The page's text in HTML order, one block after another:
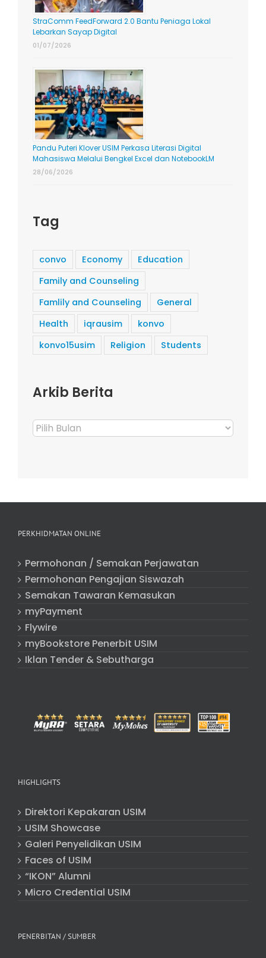
StraComm FeedForward 2.0 Bantu Peniaga Lokal
Lebarkan Sayap Digital
01/07/2026
Pandu Puteri Klover USIM Perkasa Literasi Digital
Mahasiswa Melalui Bengkel Excel dan NotebookLM
28/06/2026
Tag
convo Economy
Education
Family and Counseling
Famlily and Counseling
General
Health
iqrausim
konvo
konvo15usim
Religion Students
Arkib Berita
Arkib
Berita
PERKHIDMATAN ONLINE
Permohonan / Semakan Perjawatan
Permohonan Pengajian Siswazah
Semakan Tawaran Kemasukan
myPayment
Flywire
myBookstore Penerbit USIM
Iklan Tender & Sebutharga
HIGHLIGHTS
Direktori Kepakaran USIM
USIM Showcase
Galeri Penyelidikan USIM
Faces of USIM
“IKON” Alumni
Micro Credential USIM
PENERBITAN / SUMBER